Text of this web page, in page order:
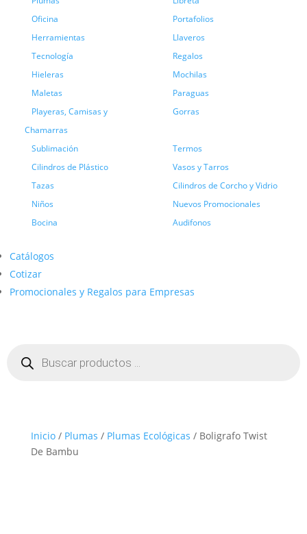
Oficina
Portafolios
Herramientas
Llaveros
Tecnología
Regalos
Hieleras
Mochilas
Maletas
Paraguas
Playeras, Camisas y
Chamarras
Gorras
Sublimación
Termos
Cilindros de Plástico
Vasos y Tarros
Tazas
Cilindros de Corcho y Vidrio
Niños
Nuevos Promocionales
Bocina
Audifonos
Catálogos
Cotizar
Promocionales y Regalos para Empresas
productos
Inicio/ Plumas / Plumas Ecológicas / Boligrafo Twist
De Bambu